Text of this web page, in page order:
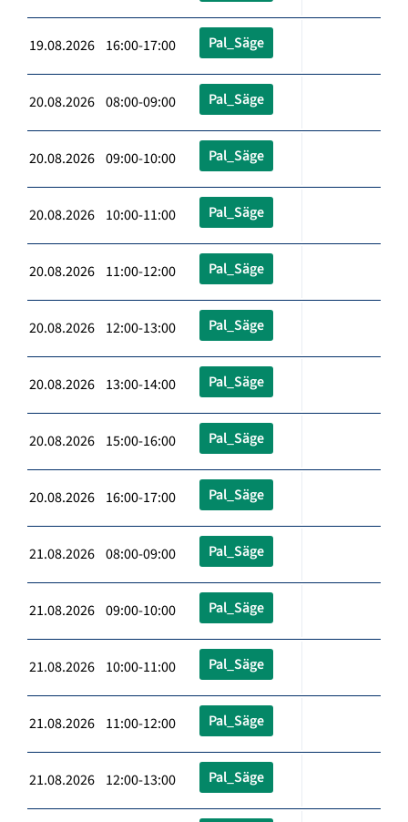
19.08.2026 16:00-17:00 Pal_Säge
20.08.2026 08:00-09:00 Pal_Säge
20.08.2026 09:00-10:00 Pal_Säge
20.08.2026 10:00-11:00 Pal_Säge
20.08.2026 11:00-12:00 Pal_Säge
20.08.2026 12:00-13:00 Pal_Säge
20.08.2026 13:00-14:00 Pal_Säge
20.08.2026 15:00-16:00 Pal_Säge
20.08.2026 16:00-17:00 Pal_Säge
21.08.2026 08:00-09:00 Pal_Säge
21.08.2026 09:00-10:00 Pal_Säge
21.08.2026 10:00-11:00 Pal_Säge
21.08.2026 11:00-12:00 Pal_Säge
21.08.2026 12:00-13:00 Pal_Säge